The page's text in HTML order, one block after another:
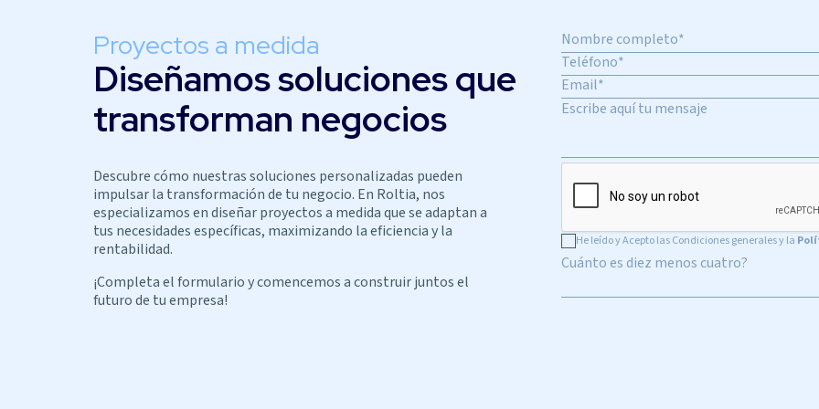
Proyectos a medida
Diseñamos soluciones que
transforman negocios
Descubre cómo nuestras soluciones personalizadas pueden
impulsar la transformación de tu negocio. En Roltia, nos
especializamos en diseñar proyectos a medida que se adaptan a
tus necesidades específicas, maximizando la eficiencia y la
rentabilidad.
¡Completa el formulario y comencemos a construir juntos el
futuro de tu empresa!
He leído y Acepto las Condiciones generales y la
Cuánto es diez menos cuatro?